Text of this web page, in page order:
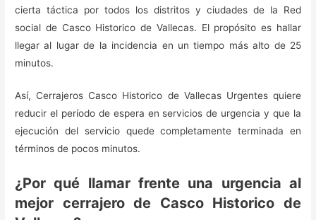
cierta táctica por todos los distritos y ciudades de la Red
social de Casco Historico de Vallecas. El propósito es hallar
llegar al lugar de la incidencia en un tiempo más alto de 25
minutos.
Así, Cerrajeros Casco Historico de Vallecas Urgentes quiere
reducir el período de espera en servicios de urgencia y que la
ejecución del servicio quede completamente terminada en
términos de pocos minutos.
¿Por qué llamar frente una urgencia al
mejor cerrajero de Casco Historico de